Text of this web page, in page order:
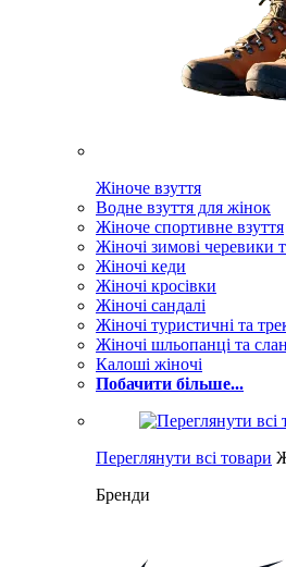
Жіноче взуття
Водне взуття для жінок
Жіноче спортивне взуття
Жіночі зимові черевики
Жіночі кеди
Жіночі кросівки
Жіночі сандалі
Жіночі туристичні та
Жіночі шльопанці та
Калоші жіночі
Побачити більше...
Переглянути всі товари
Бренди